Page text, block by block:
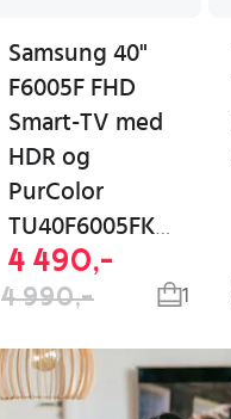
Samsung 40"
F6005F FHD
Smart-TV med
HDR og
PurColor
4 490,-
4 990,- 1